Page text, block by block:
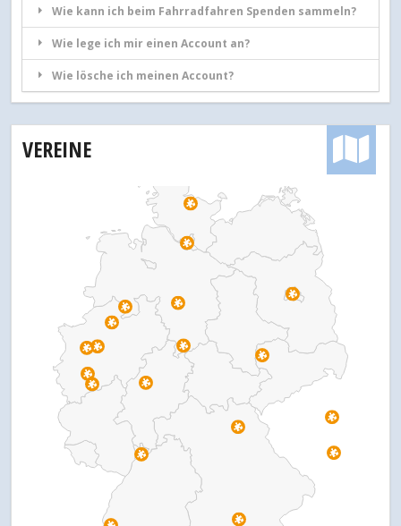
Wie kann ich beim Fahrradfahren Spenden sammeln?
Wie lege ich mir einen Account an?
Wie lösche ich meinen Account?
VEREINE